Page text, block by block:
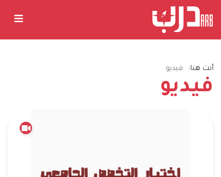
أنت هنا: فيديو
فيديو